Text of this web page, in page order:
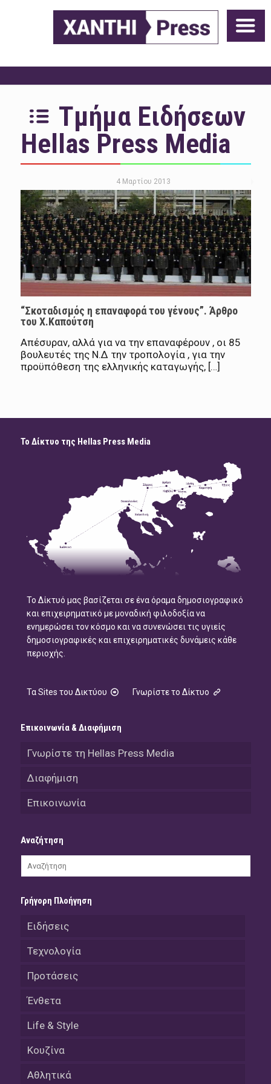
Τμήμα Ειδήσεων
Hellas Press Media
4 Μαρτίου 2013
“Σκοταδισμός η επαναφορά του γένους”. Άρθρο
του Χ.Καπούτση
Απέσυραν, αλλά για να την επαναφέρουν , οι 85
βουλευτές της Ν.Δ την τροπολογία , για την
προϋπόθεση της ελληνικής καταγωγής, […]
Το Δίκτυο της Hellas Press Media
Το Δίκτυό μας βασίζεται σε ένα όραμα δημοσιογραφικό
και επιχειρηματικό με μοναδική φιλοδοξία να
ενημερώσει τον κόσμο και να συνενώσει τις υγιείς
δημοσιογραφικές και επιχειρηματικές δυνάμεις κάθε
περιοχής.
Τα Sites του Δικτύου Γνωρίστε το Δίκτυο
Επικοινωνία & Διαφήμιση
Γνωρίστε τη Hellas Press Media
Διαφήμιση
Επικοινωνία
Αναζήτηση
Γρήγορη Πλοήγηση
Ειδήσεις
Τεχνολογία
Προτάσεις
Ένθετα
Life & Style
Κουζίνα
Αθλητικά